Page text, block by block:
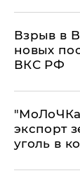
Взрыв в
новых
ВКС РФ
экспорт
уголь в